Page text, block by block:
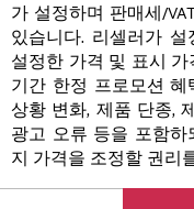
가 설정하며 판매세/
있습니다. 리셀러가
설정한 가격 및 표시
기간 한정 프로모션 혜
상황 변화, 제품 단종,
광고 오류 등을 포함
지 가격을 조정할 권리